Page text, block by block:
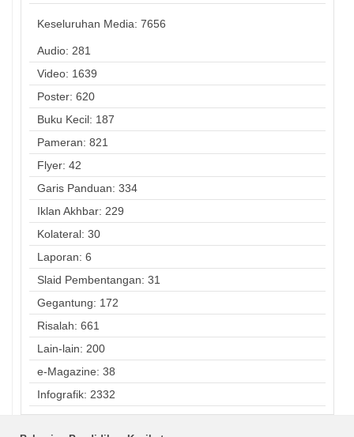
Keseluruhan Media: 7656
Audio: 281
Video: 1639
Poster: 620
Buku Kecil: 187
Pameran: 821
Flyer: 42
Garis Panduan: 334
Iklan Akhbar: 229
Kolateral: 30
Laporan: 6
Slaid Pembentangan: 31
Gegantung: 172
Risalah: 661
Lain-lain: 200
e-Magazine: 38
Infografik: 2332